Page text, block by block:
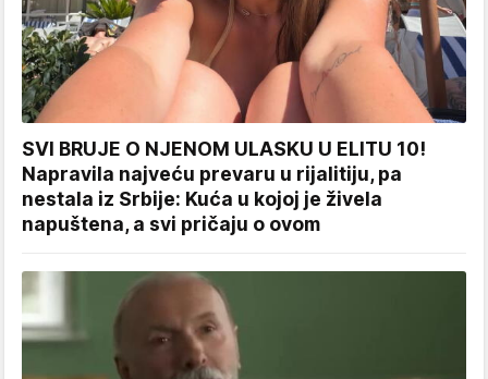
SVI BRUJE O NJENOM ULASKU U ELITU 10!
Napravila najveću prevaru u rijalitiju, pa
nestala iz Srbije: Kuća u kojoj je živela
napuštena, a svi pričaju o ovom